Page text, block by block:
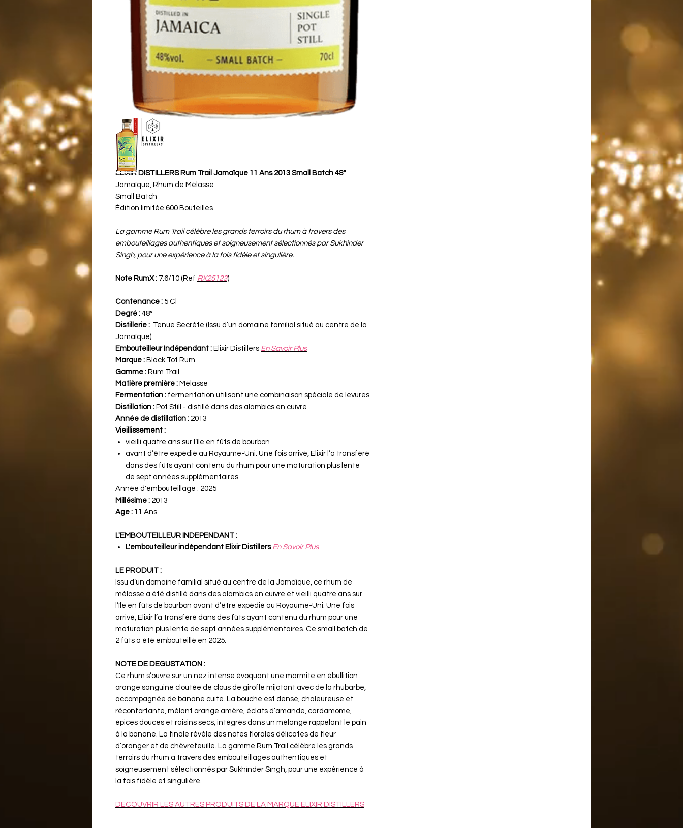
ELIXIR DISTILLERS Rum Trail Jamaïque 11 Ans 2013 Small Batch 48°
Jamaïque, Rhum de Mélasse
Small Batch
Édition limitée 600 Bouteilles
La gamme Rum Trail célèbre les grands terroirs du rhum à travers des
embouteillages authentiques et soigneusement sélectionnés par Sukhinder
Singh, pour une expérience à la fois fidèle et singulière.
Note RumX : 7.6/10 (Ref RX25123)
Contenance : 5 Cl
Degré : 48°
Distillerie : Tenue Secrète (Issu d’un domaine familial situé au centre de la
Jamaïque)
Embouteilleur Indépendant : Elixir Distillers En Savoir Plus
Marque : Black Tot Rum
Gamme : Rum Trail
Matière première : Mélasse
Fermentation : fermentation utilisant une combinaison spéciale de levures
Distillation : Pot Still - distillé dans des alambics en cuivre
Année de distillation : 2013
Vieillissement :
vieilli quatre ans sur l’île en fûts de bourbon
avant d’être expédié au Royaume-Uni. Une fois arrivé, Elixir l’a transféré
dans des fûts ayant contenu du rhum pour une maturation plus lente
de sept années supplémentaires.
Année d'embouteillage : 2025
Millésime : 2013
Age : 11 Ans
L'EMBOUTEILLEUR INDEPENDANT :
L'embouteilleur indépendant Elixir Distillers En Savoir Plus
LE PRODUIT :
Issu d’un domaine familial situé au centre de la Jamaïque, ce rhum de
mélasse a été distillé dans des alambics en cuivre et vieilli quatre ans sur
l’île en fûts de bourbon avant d’être expédié au Royaume-Uni. Une fois
arrivé, Elixir l’a transféré dans des fûts ayant contenu du rhum pour une
maturation plus lente de sept années supplémentaires. Ce small batch de
2 fûts a été embouteillé en 2025.
NOTE DE DEGUSTATION :
Ce rhum s’ouvre sur un nez intense évoquant une marmite en ébullition :
orange sanguine cloutée de clous de girofle mijotant avec de la rhubarbe,
accompagnée de banane cuite. La bouche est dense, chaleureuse et
réconfortante, mêlant orange amère, éclats d’amande, cardamome,
épices douces et raisins secs, intégrés dans un mélange rappelant le pain
à la banane. La finale révèle des notes florales délicates de fleur
d’oranger et de chèvrefeuille. La gamme Rum Trail célèbre les grands
terroirs du rhum à travers des embouteillages authentiques et
soigneusement sélectionnés par Sukhinder Singh, pour une expérience à
la fois fidèle et singulière.
DECOUVRIR LES AUTRES PRODUITS DE LA MARQUE ELIXIR DISTILLERS